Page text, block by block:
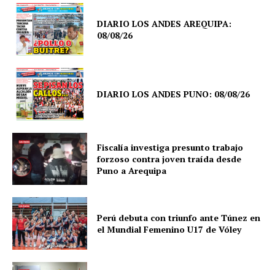
DIARIO LOS ANDES AREQUIPA:
08/08/26
DIARIO LOS ANDES PUNO: 08/08/26
Fiscalía investiga presunto trabajo
forzoso contra joven traída desde
Puno a Arequipa
Perú debuta con triunfo ante Túnez en
el Mundial Femenino U17 de Vóley